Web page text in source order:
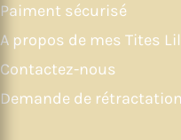
Paiment sécurisé
A propos de mes Tites
Contactez-nous
Demande de rétractation